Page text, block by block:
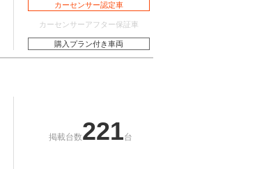
カーセンサー認定車
カーセンサーアフター保証車
購入プラン付き車両
掲載台数221台